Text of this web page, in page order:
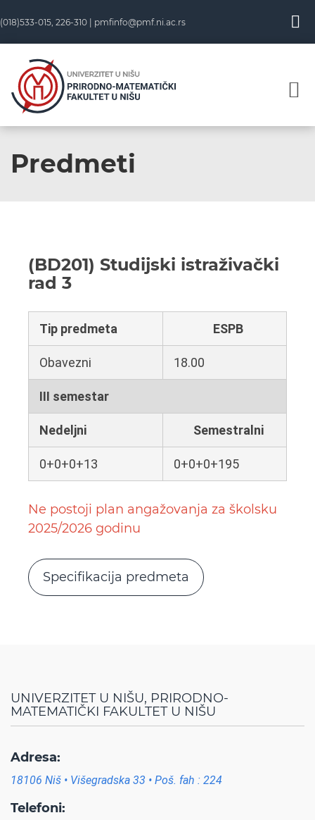
(018)533-015, 226-310 | pmfinfo@pmf.ni.ac.rs
Predmeti
(BD201) Studijski istraživački
rad 3
Tip predmeta ESPB
Obavezni 18.00
III semestar
Nedeljni Semestralni
0+0+0+13 0+0+0+195
Ne postoji plan angažovanja za školsku
2025/2026 godinu
Specifikacija predmeta
UNIVERZITET U NIŠU, PRIRODNO-
MATEMATIČKI FAKULTET U NIŠU
Adresa:
18106 Niš • Višegradska 33 • Poš. fah : 224
Telefoni: